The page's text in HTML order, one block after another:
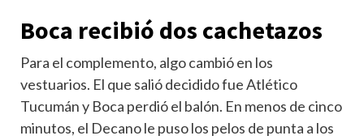
Boca recibió dos cachetazos
Para el complemento, algo cambió en los
vestuarios. El que salió decidido fue Atlético
Tucumán y Boca perdió el balón. En menos de cinco
minutos, el Decano le puso los pelos de punta a los